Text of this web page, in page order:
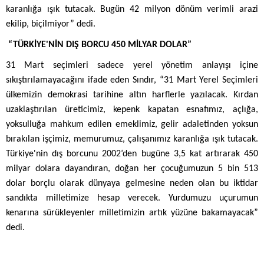
karanlığa ışık tutacak. Bugün 42 milyon dönüm verimli arazi
ekilip, biçilmiyor” dedi.
“TÜRKİYE'NİN DIŞ BORCU 450 MİLYAR DOLAR”
31 Mart seçimleri sadece yerel yönetim anlayışı içine
sıkıştırılamayacağını ifade eden Sındır, “31 Mart Yerel Seçimleri
ülkemizin demokrasi tarihine altın harflerle yazılacak. Kırdan
uzaklaştırılan üreticimiz, kepenk kapatan esnafımız, açlığa,
yoksulluğa mahkum edilen emeklimiz, gelir adaletinden yoksun
bırakılan işçimiz, memurumuz, çalışanımız karanlığa ışık tutacak.
Türkiye'nin dış borcunu 2002’den bugüne 3,5 kat artırarak 450
milyar dolara dayandıran, doğan her çocuğumuzun 5 bin 513
dolar borçlu olarak dünyaya gelmesine neden olan bu iktidar
sandıkta milletimize hesap verecek. Yurdumuzu uçurumun
kenarına sürükleyenler milletimizin artık yüzüne bakamayacak”
dedi.